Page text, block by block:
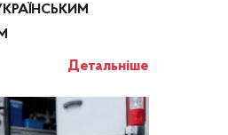
Детальніше